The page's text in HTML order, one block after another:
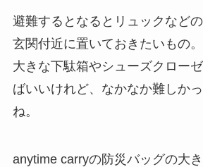
避難するとなるとリュックなど
玄関付近に置いておきたいもの。
大きな下駄箱やシューズクロー
ばいいけれど、なかなか難しか
ね。
anytime carryの防災バッグの大